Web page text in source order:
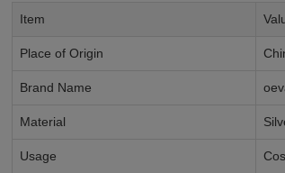
Item
Place of Origin
Brand Name
Material
Usage